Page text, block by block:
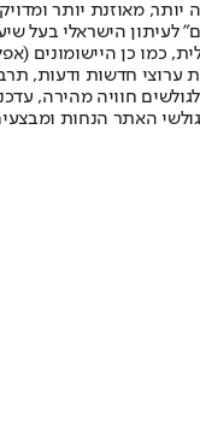
מאוזנת יותר
הראשונה פורסמה ב-30 ביולי 2007,
חדשות ודעות,
לגולשים חוויה
האתר הנחות